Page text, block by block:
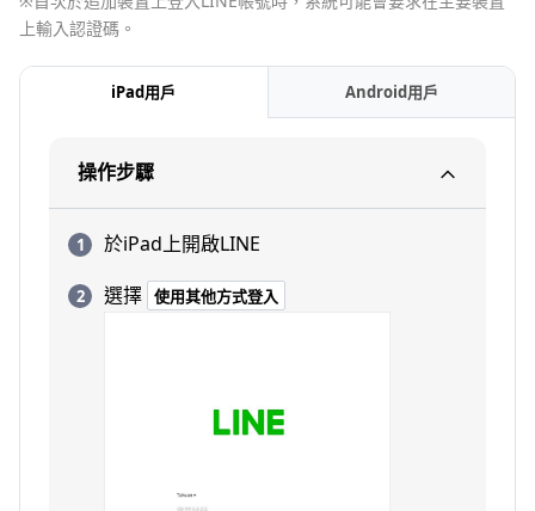
上輸入認證碼。
iPad用戶 Android用戶
操作步驟
於iPad上開啟LINE
選擇 使用其他方式登入